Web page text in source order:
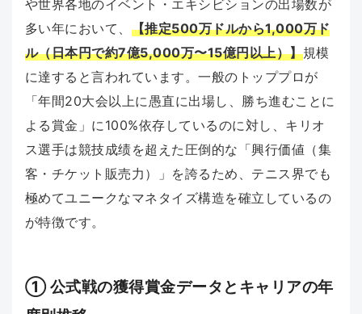
や世界各地のイベント・エキシビションの出場数が
多い年において、 【推定500万ドルから1,000万ド
ル（日本円で約7億5,000万〜15億円以上）】規模
に達すると言われています。一般のトッププロが
「年間20大会以上に愚直に出場し、勝ち進むことに
よる賞金」に100%依存しているのに対し、キリオ
ス選手は競技成绩を超えた圧倒的な「興行価値（集
客・チケット販売力）」を誇るため、テニス界でも
極めてユニークなマネタイズ構造を確立しているの
が特徴です。
① 公式戦の獲得賞金データとキャリアの年